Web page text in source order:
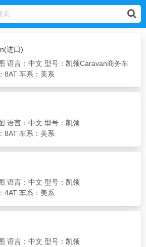
进口)
语言：中文 型号：凯领Caravan商务车
8AT 车系：美系
语言：中文 型号：凯领
8AT 车系：美系
语言：中文 型号：凯领
4AT 车系：美系
语言：中文 型号：凯领